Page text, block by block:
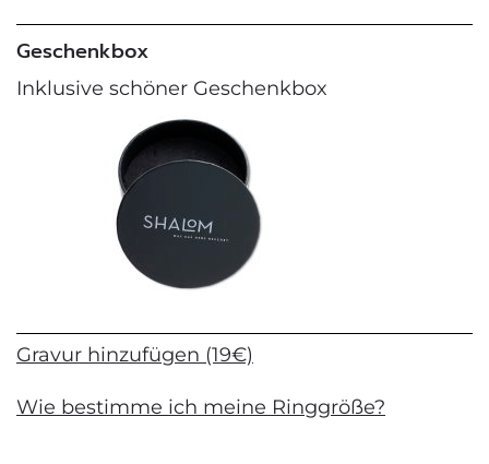
Geschenkbox
Inklusive schöner Geschenkbox
Gravur hinzufügen (19€)
Wie bestimme ich meine Ringgröße?